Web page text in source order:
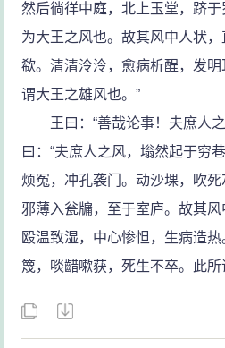
然后徜徉中庭，北上玉堂，跻
为大王之风也。故其风中人状
欷。清清泠泠，愈病析酲，发
谓大王之雄风也。”
王曰：“善哉论事！夫庶人之
曰：“夫庶人之风，塕然起于穷
烦冤，冲孔袭门。动沙堁，吹死
邪薄入瓮牖，至于室庐。故其风
殴温致湿，中心惨怛，生病造
篾，啖齰嗽获，死生不卒。此所